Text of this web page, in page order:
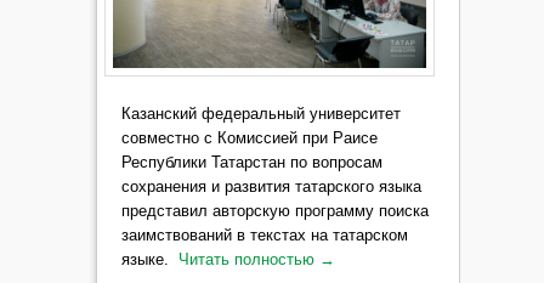
Казанский федеральный университет
совместно с Комиссией при Раисе
Республики Татарстан по вопросам
сохранения и развития татарского языка
представил авторскую программу поиска
заимствований в текстах на татарском
языке. Читать полностью →